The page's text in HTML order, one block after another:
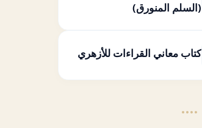
(السلم المنورق)
كتاب معاني القراءات للأزهري